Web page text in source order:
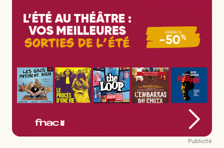
Publicité